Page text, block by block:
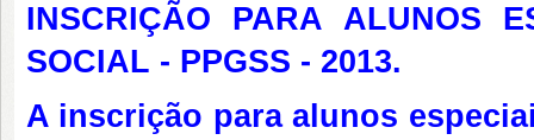
INSCRIÇÃO PARA ALUNOS
SOCIAL - PPGSS - 2013.
A inscrição para alunos